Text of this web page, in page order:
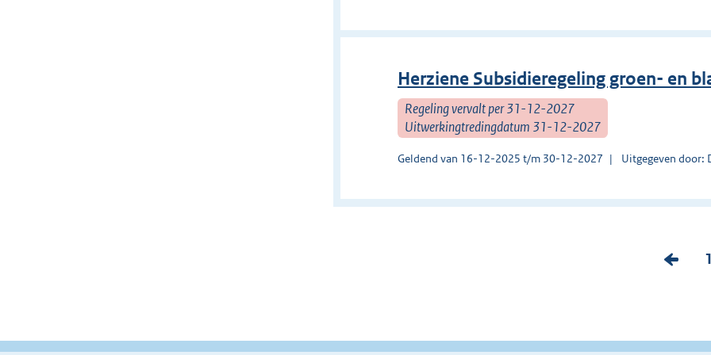
Herziene Subsidieregeling groen- en
Regeling vervalt per 31-12-2027
Uitwerkingtredingdatum 31-12-2027
Geldend van 16-12-2025 t/m 30-12-2027 Uitgegeven door:
V
P
1